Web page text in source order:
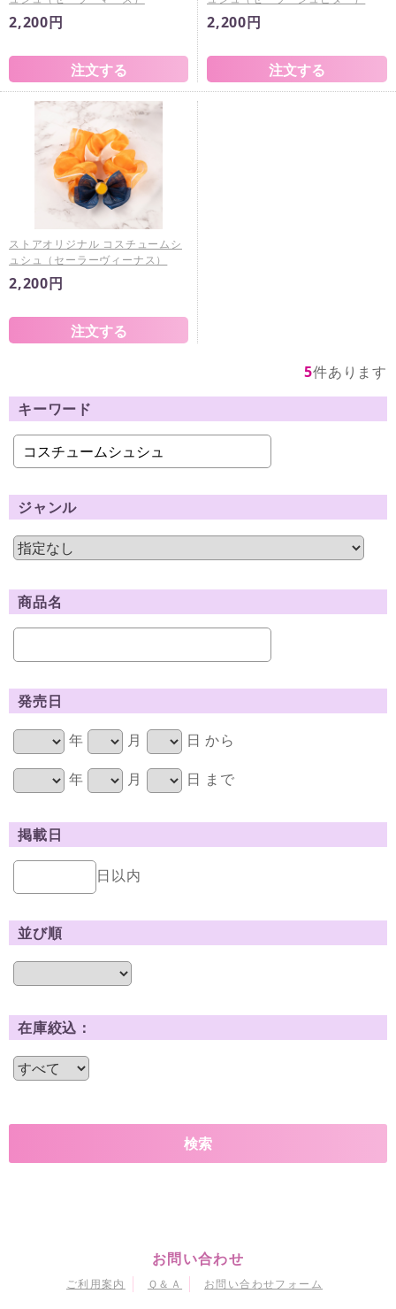
2,200円 2,200円
ストアオリジナル コスチュームシ
ュシュ（セーラーヴィーナス）
2,200円
5件あります
キーワード
ジャンル
商品名
発売日
年 月
日 から
年
月 日 まで
掲載日
日以内
並び順
在庫絞込：
お問い合わせ
ご利用案内 Ｑ＆Ａ お問い合わせフォーム